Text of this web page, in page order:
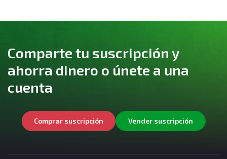
Comparte tu suscripción y
ahorra dinero o únete a una
cuenta
Comprar suscripción Vender suscripción